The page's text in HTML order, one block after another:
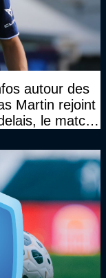
autour des
Martin rejoint
le match